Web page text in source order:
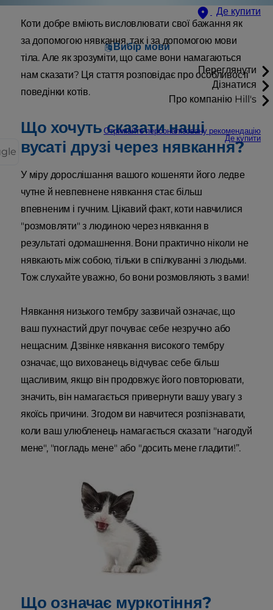
Де купити
Вибір мови
Переглянути
Дізнатися
Про компанію Hill's
Отримайте персоналізовану рекомендацію
Де купити
Коти добре вміють висловлювати свої бажання як
за допомогою нявкання, так і за допомогою мови
тіла. Але як зрозуміти, що саме вони намагаються
нам сказати? Ця стаття розповідає про особливості
поведінки котів.
Що хочуть сказати наші
вусаті друзі через нявкання?
У міру дорослішання вашого кошеняти його ледве
чутне й невпевнене нявкання стає більш
впевненим і гучним. Цікавий факт, коти навчилися
"розмовляти" з людиною через нявкання в
результаті одомашнення. Вони практично ніколи не
нявкають між собою, тільки в спілкуванні з людьми.
Тож слухайте уважно, бо вони розмовляють з вами!
Нявкання низького тембру зазвичай означає, що
ваш пухнастий друг почуває себе незручно або
нещасним. Дзвінке нявкання високого тембру
означає, що вихованець відчуває себе більш
щасливим, якщо він продовжує його повторювати,
значить, він намагається привернути вашу увагу з
якоїсь причини. Згодом ви навчитеся розпізнавати,
коли ваш улюбленець намагається сказати "нагодуй
мене", "погладь мене" або "досить мене гладити!”.
Що означає муркотіння?